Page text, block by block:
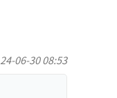
24-06-30 08:53